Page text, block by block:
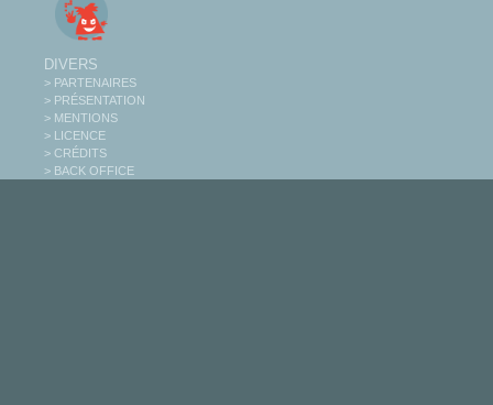
DIVERS
> PARTENAIRES
> PRÉSENTATION
> MENTIONS
> LICENCE
> CRÉDITS
> BACK OFFICE